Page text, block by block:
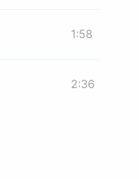
1:58
2:36